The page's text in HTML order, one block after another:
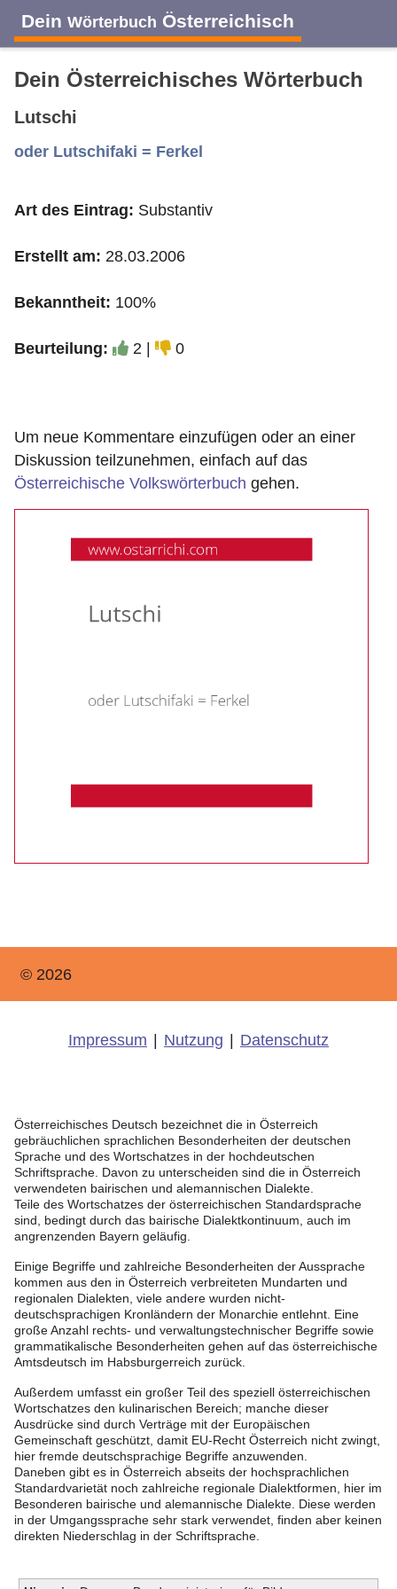
Dein Wörterbuch Österreichisch
A B C D E
J K L M N
Dein Österreichisches Wörterbuch
Lutschi
oder Lutschifaki = Ferkel
Art des Eintrag: Substantiv
Erstellt am: 28.03.2006
Bekanntheit: 100%
Beurteilung: 2 | 0
Um neue Kommentare einzufügen oder an einer
Diskussion teilzunehmen, einfach auf das
Österreichische Volkswörterbuch gehen.
© 2026
Impressum Nutzung Datenschutz
Österreichisches Deutsch bezeichnet die in Österreich
gebräuchlichen sprachlichen Besonderheiten der deutschen
Sprache und des Wortschatzes in der hochdeutschen
Schriftsprache. Davon zu unterscheiden sind die in Österreich
verwendeten bairischen und alemannischen Dialekte.
Teile des Wortschatzes der österreichischen Standardsprache
sind, bedingt durch das bairische Dialektkontinuum, auch im
angrenzenden Bayern geläufig.
Einige Begriffe und zahlreiche Besonderheiten der Aussprache
kommen aus den in Österreich verbreiteten Mundarten und
regionalen Dialekten, viele andere wurden nicht-
deutschsprachigen Kronländern der Monarchie entlehnt. Eine
große Anzahl rechts- und verwaltungstechnischer Begriffe sowie
grammatikalische Besonderheiten gehen auf das österreichische
Amtsdeutsch im Habsburgerreich zurück.
Außerdem umfasst ein großer Teil des speziell österreichischen
Wortschatzes den kulinarischen Bereich; manche dieser
Ausdrücke sind durch Verträge mit der Europäischen
Gemeinschaft geschützt, damit EU-Recht Österreich nicht zwingt,
hier fremde deutschsprachige Begriffe anzuwenden.
Daneben gibt es in Österreich abseits der hochsprachlichen
Standardvarietät noch zahlreiche regionale Dialektformen, hier im
Besonderen bairische und alemannische Dialekte. Diese werden
in der Umgangssprache sehr stark verwendet, finden aber keinen
direkten Niederschlag in der Schriftsprache.